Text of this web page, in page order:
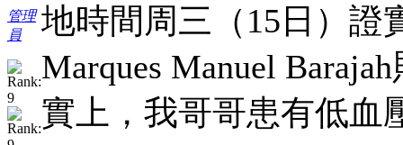
管理
員
地時間周三（15日）證
Marques Manuel
實上，我哥哥患有低血